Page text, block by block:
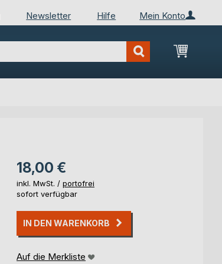
Mein Konto
Newsletter Hilfe
Mein
18,00 €
inkl. MwSt. / portofrei
sofort verfügbar
IN DEN WARENKORB
Auf die Merkliste